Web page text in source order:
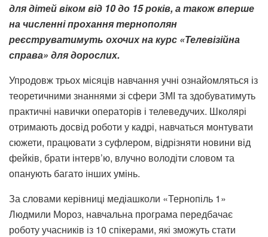
для дітей віком від 10 до 15 років, а також вперше
на численні прохання тернополян
реєструватимуть охочих на курс «Телевізійна
справа» для дорослих.
Упродовж трьох місяців навчання учні ознайомляться із
теоретичними знаннями зі сфери ЗМІ та здобуватимуть
практичні навички операторів і телеведучих. Школярі
отримають досвід роботи у кадрі, навчаться монтувати
сюжети, працювати з суфлером, відрізняти новини від
фейків, брати інтерв’ю, влучно володіти словом та
опанують багато інших умінь.
За словами керівниці медіашколи «Тернопіль 1»
Людмили Мороз, навчальна програма передбачає
роботу учасників із 10 спікерами, які зможуть стати